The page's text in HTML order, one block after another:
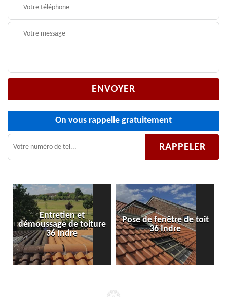
On vous rappelle gratuitement
Entretien et
démoussage de toiture
36 Indre
Pose de fenêtre de toit
36 Indre